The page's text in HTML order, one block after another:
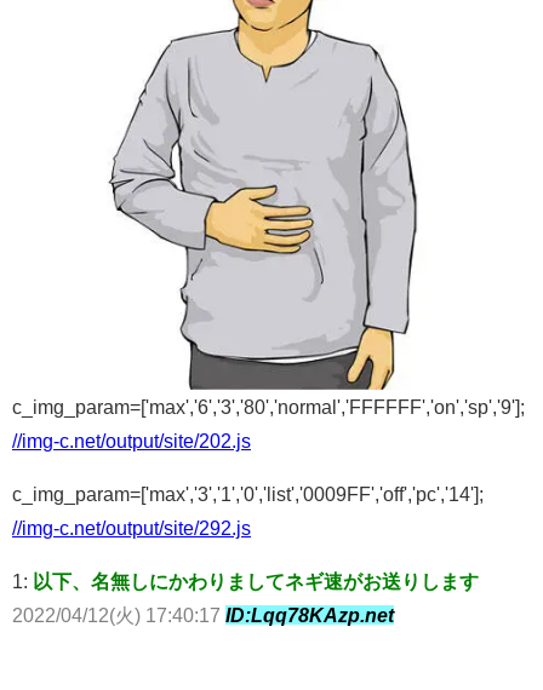
c_img_param=['max','6','3','80','normal','FFFFFF','on','sp','9'];
//img-c.net/output/site/202.js
c_img_param=['max','3','1','0','list','0009FF','off','pc','14'];
//img-c.net/output/site/292.js
1: 以下、名無しにかわりましてネギ速がお送りします
2022/04/12(火) 17:40:17 ID:Lqq78KAzp.net